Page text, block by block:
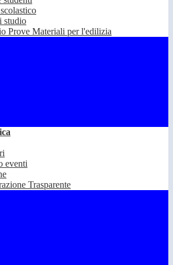
studio
Prove Materiali per l'edilizia
eventi
Trasparente